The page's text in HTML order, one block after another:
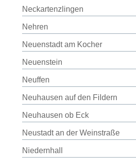
Neckartenzlingen
Nehren
Neuenstadt am Kocher
Neuenstein
Neuffen
Neuhausen auf den Fildern
Neuhausen ob Eck
Neustadt an der Weinstraße
Niedernhall